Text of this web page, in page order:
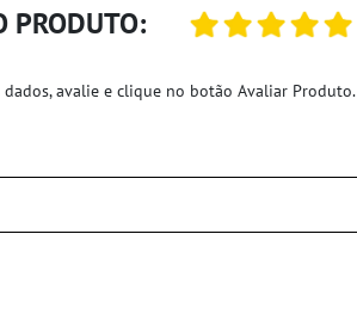
PRODUTO:
dados, avalie e clique no botão Avaliar Produto.